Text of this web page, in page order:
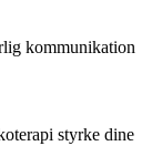
kommunikation
styrke dine